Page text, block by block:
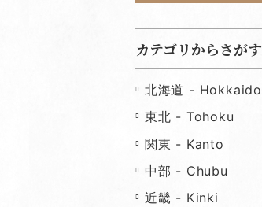
カテゴリからさがす
北海道 - Hokkaido
東北 - Tohoku
関東 - Kanto
中部 - Chubu
近畿 - Kinki